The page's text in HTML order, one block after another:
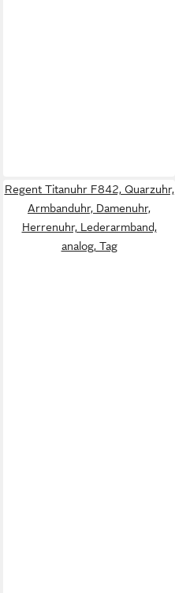
Regent Titanuhr F842, Quarzuhr,
Armbanduhr, Damenuhr,
Herrenuhr, Lederarmband,
analog, Tag